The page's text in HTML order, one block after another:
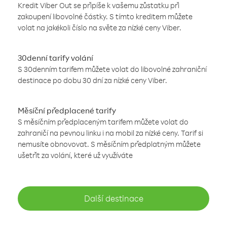
Kredit Viber Out se připíše k vašemu zůstatku při
zakoupení libovolné částky. S tímto kreditem můžete
volat na jakékoli číslo na světe za nízké ceny Viber.
30denní tarify volání
S 30denním tarifem můžete volat do libovolné zahraniční
destinace po dobu 30 dní za nízké ceny Viber.
Měsíční předplacené tarify
S měsíčním předplaceným tarifem můžete volat do
zahraničí na pevnou linku i na mobil za nízké ceny. Tarif si
nemusíte obnovovat. S měsíčním předplatným můžete
ušetřit za volání, které už využíváte
Další destinace